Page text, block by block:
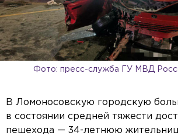
Фото: пресс-служба ГУ МВД
В Ломоносовскую городскую
в состоянии средней тяжести
пешехода — 34-летнюю